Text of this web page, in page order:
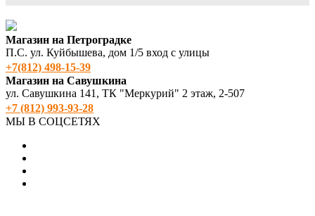
Магазин на Петроградке
П.С. ул. Куйбышева, дом 1/5 вход с улицы
+7(812) 498‑15-39
Магазин на Савушкина
ул. Савушкина 141, ТК "Меркурий" 2 этаж, 2-507
+7 (812) 993-93-28
МЫ В СОЦСЕТЯХ